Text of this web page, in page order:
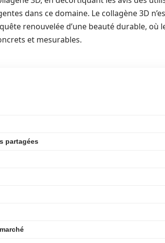
dans ce domaine. Le collagène 3D
renouvelée d’une beauté durable, où
et mesurables.
partagées